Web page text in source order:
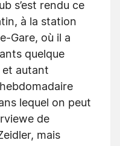
s’est rendu ce
à la station
Gare, où il a
quelque
et autant
lequel on peut
de
mais